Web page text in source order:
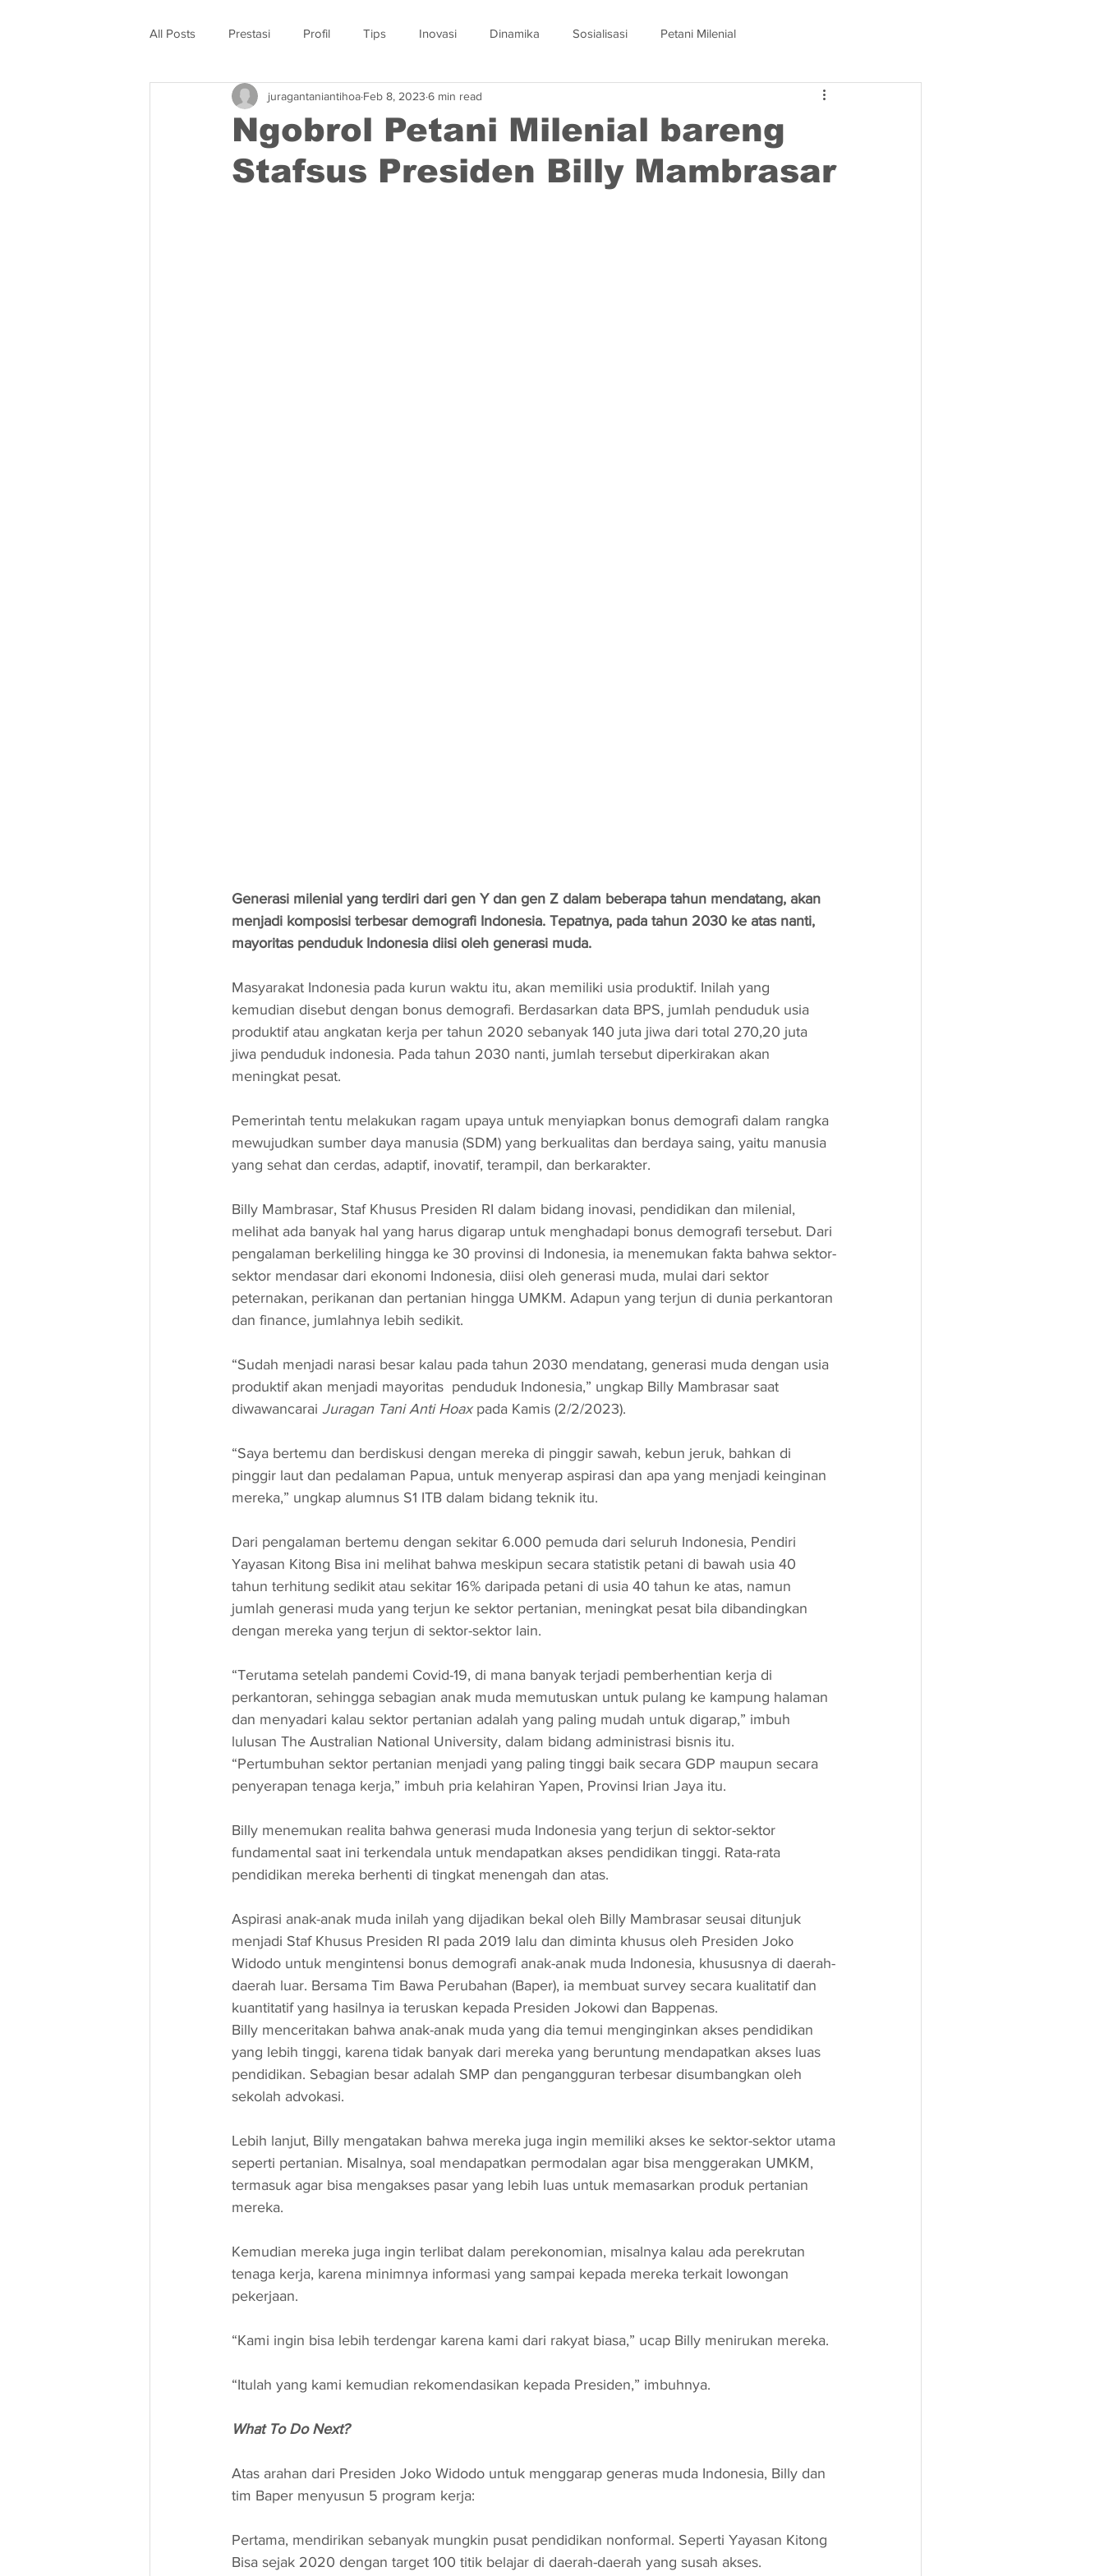
All Posts Prestasi Profil Tips Inovasi Dinamika Sosialisasi Petani Milenial
Ngobrol Petani Milenial bareng
Stafsus Presiden Billy Mambrasar
juragantaniantihoa Feb 8, 2023 6 min read
Generasi milenial yang terdiri dari gen Y dan gen Z dalam beberapa tahun mendatang, akan
menjadi komposisi terbesar demografi Indonesia. Tepatnya, pada tahun 2030 ke atas nanti,
mayoritas penduduk Indonesia diisi oleh generasi muda.
Masyarakat Indonesia pada kurun waktu itu, akan memiliki usia produktif. Inilah yang
kemudian disebut dengan bonus demografi. Berdasarkan data BPS, jumlah penduduk usia
produktif atau angkatan kerja per tahun 2020 sebanyak 140 juta jiwa dari total 270,20 juta
jiwa penduduk indonesia. Pada tahun 2030 nanti, jumlah tersebut diperkirakan akan
meningkat pesat.
Pemerintah tentu melakukan ragam upaya untuk menyiapkan bonus demografi dalam rangka
mewujudkan sumber daya manusia (SDM) yang berkualitas dan berdaya saing, yaitu manusia
yang sehat dan cerdas, adaptif, inovatif, terampil, dan berkarakter.
Billy Mambrasar, Staf Khusus Presiden RI dalam bidang inovasi, pendidikan dan milenial,
melihat ada banyak hal yang harus digarap untuk menghadapi bonus demografi tersebut. Dari
pengalaman berkeliling hingga ke 30 provinsi di Indonesia, ia menemukan fakta bahwa sektor-
sektor mendasar dari ekonomi Indonesia, diisi oleh generasi muda, mulai dari sektor
peternakan, perikanan dan pertanian hingga UMKM. Adapun yang terjun di dunia perkantoran
dan finance, jumlahnya lebih sedikit.
“Sudah menjadi narasi besar kalau pada tahun 2030 mendatang, generasi muda dengan usia
produktif akan menjadi mayoritas  penduduk Indonesia,” ungkap Billy Mambrasar saat
diwawancarai Juragan Tani Anti Hoax pada Kamis (2/2/2023).
“Saya bertemu dan berdiskusi dengan mereka di pinggir sawah, kebun jeruk, bahkan di
pinggir laut dan pedalaman Papua, untuk menyerap aspirasi dan apa yang menjadi keinginan
mereka,” ungkap alumnus S1 ITB dalam bidang teknik itu.
Dari pengalaman bertemu dengan sekitar 6.000 pemuda dari seluruh Indonesia, Pendiri
Yayasan Kitong Bisa ini melihat bahwa meskipun secara statistik petani di bawah usia 40
tahun terhitung sedikit atau sekitar 16% daripada petani di usia 40 tahun ke atas, namun
jumlah generasi muda yang terjun ke sektor pertanian, meningkat pesat bila dibandingkan
dengan mereka yang terjun di sektor-sektor lain.
“Terutama setelah pandemi Covid-19, di mana banyak terjadi pemberhentian kerja di
perkantoran, sehingga sebagian anak muda memutuskan untuk pulang ke kampung halaman
dan menyadari kalau sektor pertanian adalah yang paling mudah untuk digarap,” imbuh
lulusan The Australian National University, dalam bidang administrasi bisnis itu.
“Pertumbuhan sektor pertanian menjadi yang paling tinggi baik secara GDP maupun secara
penyerapan tenaga kerja,” imbuh pria kelahiran Yapen, Provinsi Irian Jaya itu.
Billy menemukan realita bahwa generasi muda Indonesia yang terjun di sektor-sektor
fundamental saat ini terkendala untuk mendapatkan akses pendidikan tinggi. Rata-rata
pendidikan mereka berhenti di tingkat menengah dan atas.
Aspirasi anak-anak muda inilah yang dijadikan bekal oleh Billy Mambrasar seusai ditunjuk
menjadi Staf Khusus Presiden RI pada 2019 lalu dan diminta khusus oleh Presiden Joko
Widodo untuk mengintensi bonus demografi anak-anak muda Indonesia, khususnya di daerah-
daerah luar. Bersama Tim Bawa Perubahan (Baper), ia membuat survey secara kualitatif dan
kuantitatif yang hasilnya ia teruskan kepada Presiden Jokowi dan Bappenas.
Billy menceritakan bahwa anak-anak muda yang dia temui menginginkan akses pendidikan
yang lebih tinggi, karena tidak banyak dari mereka yang beruntung mendapatkan akses luas
pendidikan. Sebagian besar adalah SMP dan pengangguran terbesar disumbangkan oleh
sekolah advokasi.
Lebih lanjut, Billy mengatakan bahwa mereka juga ingin memiliki akses ke sektor-sektor utama
seperti pertanian. Misalnya, soal mendapatkan permodalan agar bisa menggerakan UMKM,
termasuk agar bisa mengakses pasar yang lebih luas untuk memasarkan produk pertanian
mereka.
Kemudian mereka juga ingin terlibat dalam perekonomian, misalnya kalau ada perekrutan
tenaga kerja, karena minimnya informasi yang sampai kepada mereka terkait lowongan
pekerjaan.
“Kami ingin bisa lebih terdengar karena kami dari rakyat biasa,” ucap Billy menirukan mereka.
“Itulah yang kami kemudian rekomendasikan kepada Presiden,” imbuhnya.
What To Do Next?
Atas arahan dari Presiden Joko Widodo untuk menggarap generas muda Indonesia, Billy dan
tim Baper menyusun 5 program kerja:
Pertama, mendirikan sebanyak mungkin pusat pendidikan nonformal. Seperti Yayasan Kitong
Bisa sejak 2020 dengan target 100 titik belajar di daerah-daerah yang susah akses.